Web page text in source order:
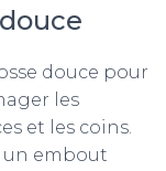
douce pour
les
et les coins.
un embout